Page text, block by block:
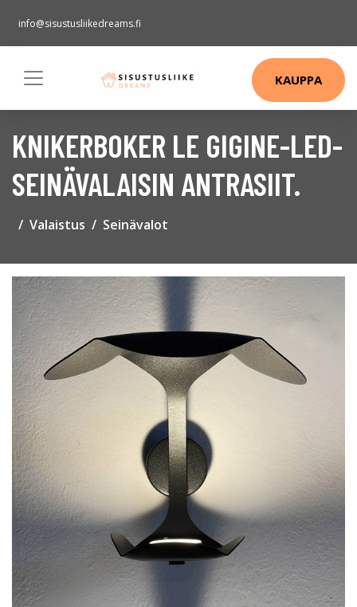
info@sisustusliikedreams.fi
KAUPPA
KNIKERBOKER LE GIGINE-LED-
SEINÄVALAISIN ANTRASIIT.
Valaistus Seinävalot